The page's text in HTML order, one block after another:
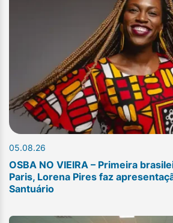
05.08.26
OSBA NO VIEIRA – Primeira
Paris, Lorena Pires faz
Santuário